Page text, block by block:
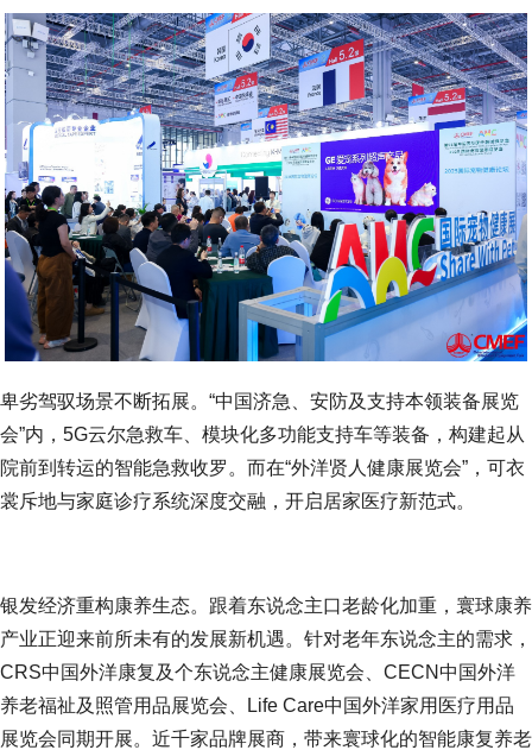
卑劣驾驭场景不断拓展。“中国济急、安防及支持本领装备展览
会”内，5G云尔急救车、模块化多功能支持车等装备，构建起从
院前到转运的智能急救收罗。而在“外洋贤人健康展览会”，可衣
裳斥地与家庭诊疗系统深度交融，开启居家医疗新范式。
银发经济重构康养生态。跟着东说念主口老龄化加重，寰球康养
产业正迎来前所未有的发展新机遇。针对老年东说念主的需求，
CRS中国外洋康复及个东说念主健康展览会、CECN中国外洋
养老福祉及照管用品展览会、Life Care中国外洋家用医疗用品
展览会同期开展。近千家品牌展商，带来寰球化的智能康复养老